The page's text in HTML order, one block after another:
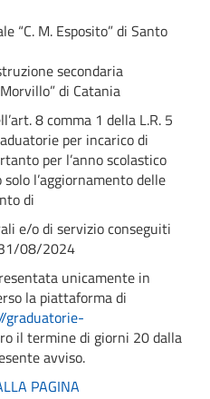
“C. M. Esposito” di Santo
secondaria
di Catania
8 comma 1 della L.R. 5
per incarico di
per l’anno scolastico
l’aggiornamento delle
di
e/o di servizio conseguiti
08/2024
unicamente in
la piattaforma di
graduatorie-
il termine di giorni 20 dalla
avviso.
PAGINA